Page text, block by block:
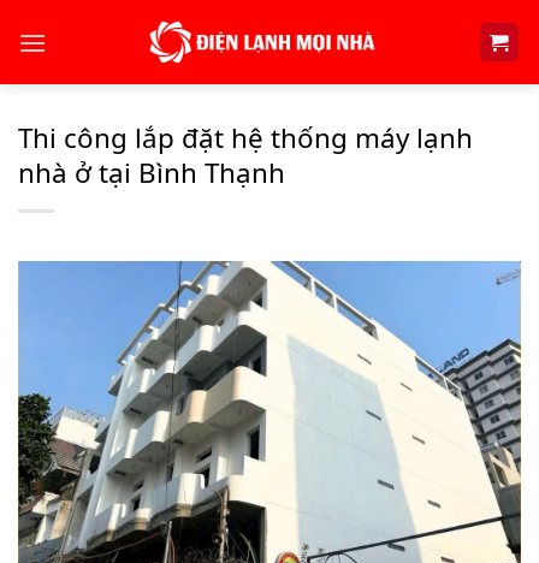
Thi công lắp đặt hệ thống máy lạnh
nhà ở tại Bình Thạnh